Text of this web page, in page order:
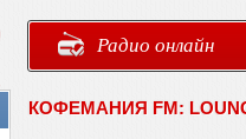
Радио онлайн
КОФЕМАНИЯ FM: